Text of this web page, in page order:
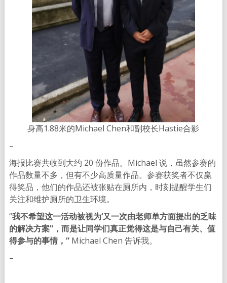
身高1.88米的Michael Chen和副校长Hastie合影
–
海报比赛共收到大约 20 份作品。Michael 说，虽然参赛的
作品数量不多，但有不少高质量作品。参赛获奖者不仅赢
得奖品，他们的作品还被张贴在厕所内，时刻提醒学生们
关注和维护厕所的卫生环境。
“我不希望这一活动被视为‘又一次由老师单方面提出的乏味
的解决方案”，而是让同学们真正觉得这是与自己有关、值
得参与的事情，” Michael Chen 告诉我。
–